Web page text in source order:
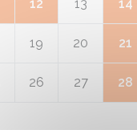
12 13 14
19 20 21
26 27 28